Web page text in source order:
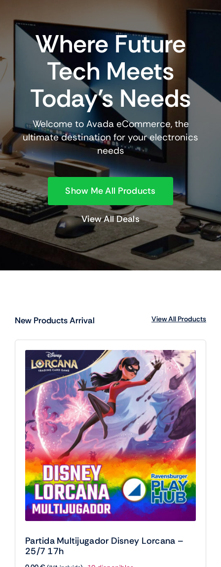
Where Future
Tech Meets
Today’s Needs
Welcome to Avada eCommerce, the
ultimate destination for your electronics
needs
Show Me All Products
View All Deals
New Products Arrival View All Products
Partida Multijugador Disney Lorcana –
25/7 17h